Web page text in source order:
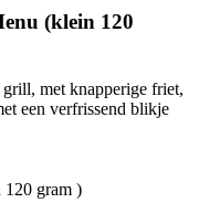
(klein 120
grill, met knapperige friet,
een verfrissend blikje